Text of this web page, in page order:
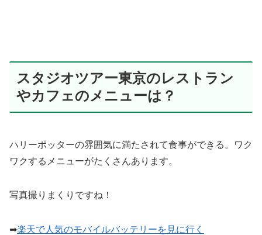
スタジオツアー東京のレストラン
やカフェのメニューは？
ハリーポッターの雰囲気に満たされて食事ができる。ワク
ワクするメニューがたくさんあります。
写真撮りまくりですね！
➡楽天で人気のモバイルバッテリーを見に行く